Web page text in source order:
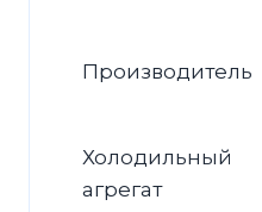
Производитель
Холодильный
агрегат